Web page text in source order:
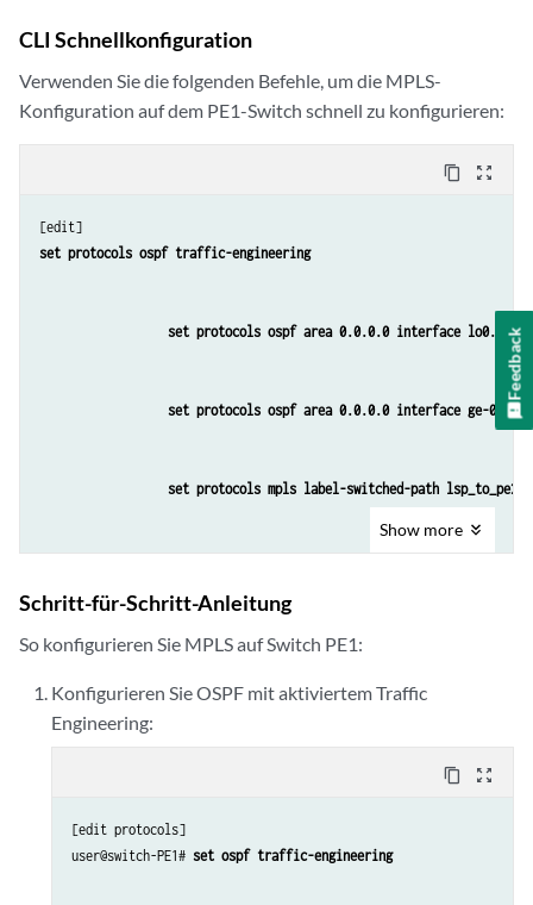
CLI Schnellkonfiguration
Verwenden Sie die folgenden Befehle, um die MPLS-
Konfiguration auf dem PE1-Switch schnell zu konfigurieren:
content_copy zoom_out_map
set protocols ospf traffic-engineering
set protocols ospf area 0.0.0.0 interface lo0.0
set protocols ospf area 0.0.0.0 interface ge-0/0/
set protocols mpls label-switched-path
set protocols mpls interface ge-0/0/1.0
set protocols rsvp interface ge-0/0/1.0
set interfaces lo0 unit 0 family inet address
Show more
Schritt-für-Schritt-Anleitung
So konfigurieren Sie MPLS auf Switch PE1:
Konfigurieren Sie OSPF mit aktiviertem Traffic
Engineering:
content_copy zoom_out_map
[edit protocols]
user@switch-PE1# set ospf traffic-engineering
Feedback